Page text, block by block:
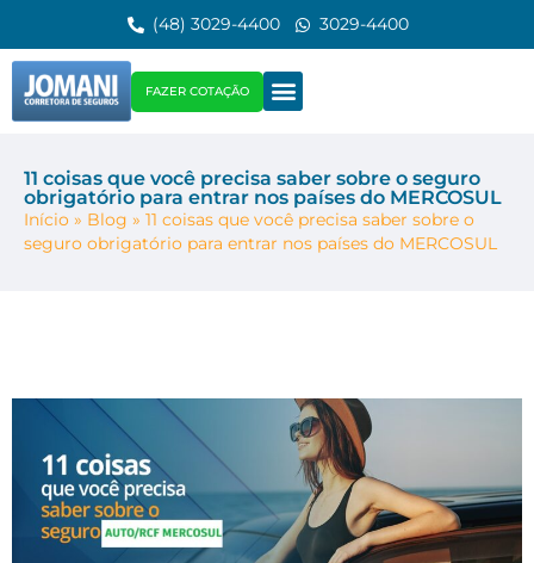
(48) 3029-4400 3029-4400
FAZER COTAÇÃO
11 coisas que você precisa saber sobre o seguro
obrigatório para entrar nos países do MERCOSUL
Início » Blog » 11 coisas que você precisa saber sobre o
seguro obrigatório para entrar nos países do MERCOSUL